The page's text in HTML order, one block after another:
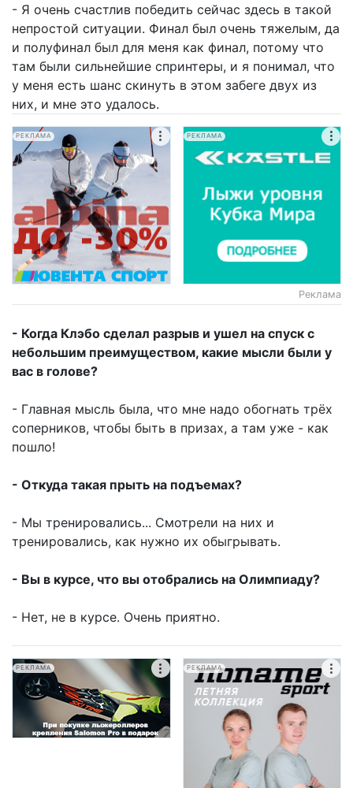
- Я очень счастлив победить сейчас здесь в такой
непростой ситуации. Финал был очень тяжелым, да
и полуфинал был для меня как финал, потому что
там были сильнейшие спринтеры, и я понимал, что
у меня есть шанс скинуть в этом забеге двух из
них, и мне это удалось.
РЕКЛАМА РЕКЛАМА
Реклама
- Когда Клэбо сделал разрыв и ушел на спуск с
небольшим преимуществом, какие мысли были у
вас в голове?
- Главная мысль была, что мне надо обогнать трёх
соперников, чтобы быть в призах, а там уже - как
пошло!
- Откуда такая прыть на подъемах?
- Мы тренировались... Смотрели на них и
тренировались, как нужно их обыгрывать.
- Вы в курсе, что вы отобрались на Олимпиаду?
- Нет, не в курсе. Очень приятно.
РЕКЛАМА РЕКЛАМА